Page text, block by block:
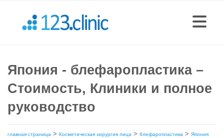
Япония - блефаропластика –
Стоимость, Клиники и полное
руководство
главная страница > Косметическая хирургия лица > блефаропластика > Япония